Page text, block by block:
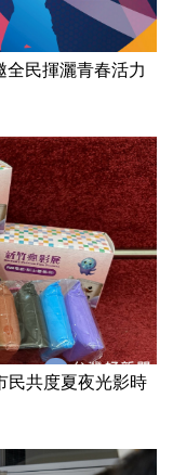
民揮灑青春活力
共度夏夜光影時